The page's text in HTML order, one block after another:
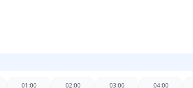
01:00 02:00 03:00 04:00